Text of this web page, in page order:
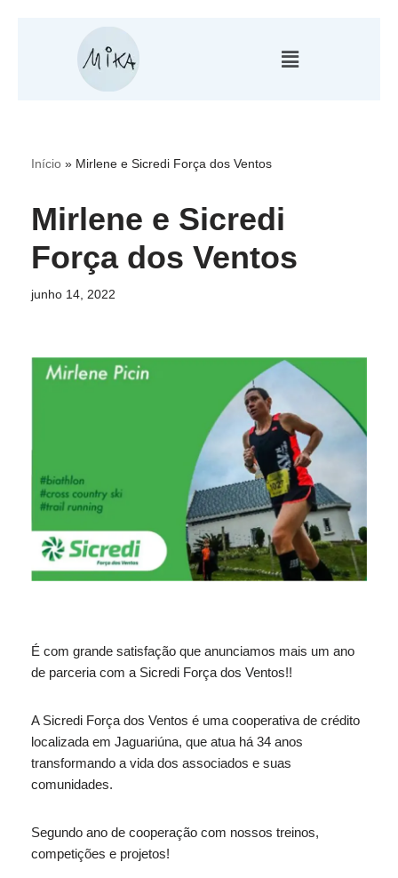
Início » Mirlene e Sicredi Força dos Ventos
Mirlene e Sicredi
Força dos Ventos
junho 14, 2022
É com grande satisfação que anunciamos mais um ano
de parceria com a Sicredi Força dos Ventos!!
A Sicredi Força dos Ventos é uma cooperativa de crédito
localizada em Jaguariúna, que atua há 34 anos
transformando a vida dos associados e suas
comunidades.
Segundo ano de cooperação com nossos treinos,
competições e projetos!